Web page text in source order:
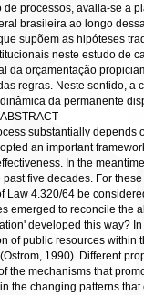
processos, avalia-se a
brasileira ao longo
supõem as hipóteses
neste estudo de
orçamentação
regras. Neste sentido, a
da permanente
substantially depends
an important
In the
five decades. For
4.320/64 be
to reconcile the
developed this way?
of public resources
1990). Different
the mechanisms that
the changing patterns